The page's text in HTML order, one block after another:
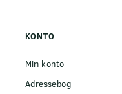
KONTO
Min konto
Adressebog